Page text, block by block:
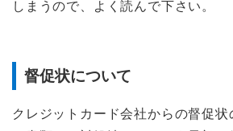
しまうので、よく読んで下さい。
督促状について
クレジットカード会社からの督促状